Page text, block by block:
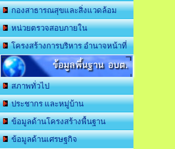
กองสาธารณสุขและสิ่งแวดล้อม
หน่วยตรวจสอบภายใน
โครงสร้างการบริหาร อำนาจหน้าที่
ข้อมูลพื้นฐาน อบต.
สภาพทั่วไป
ประชากร และหมู่บ้าน
ข้อมูลด้านโครงสร้างพื้นฐาน
ข้อมูลด้านเศรษฐกิจ